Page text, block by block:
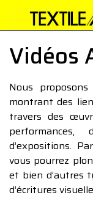
Vidéos
Nous
montrant des
travers des
d’expositions.
vous pourrez
et bien d’autres
d’écritures